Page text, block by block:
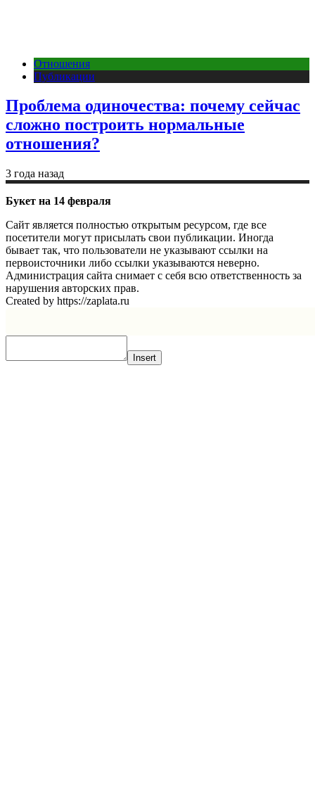
Отношения
Публикации
Проблема одиночества: почему сейчас
сложно построить нормальные
отношения?
3 года назад
Букет на 14 февраля
Сайт является полностью открытым ресурсом, где все
посетители могут присылать свои публикации. Иногда
бывает так, что пользователи не указывают ссылки на
первоисточники либо ссылки указываются неверно.
Администрация сайта снимает с себя всю ответственность за
нарушения авторских прав.
Created by https://zaplata.ru
Insert